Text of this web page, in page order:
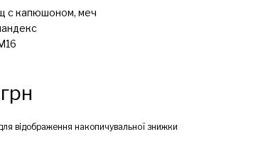
c капюшоном, меч
відображення накопичувальної знижки